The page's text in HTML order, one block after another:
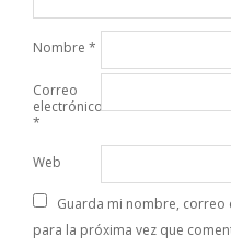
Nombre *
Correo
electrónico
*
Web
Guarda mi nombre, correo
para la próxima vez que